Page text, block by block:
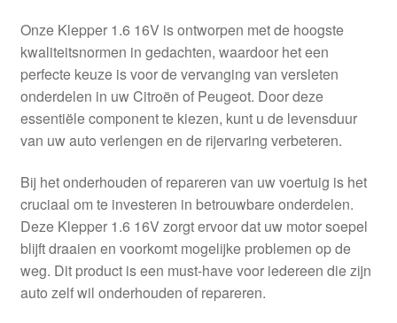
Levering
Mijn account
Over ons
Wereldwijde verzending
Winkelwagen
Onze Klepper 1.6 16V is ontworpen met de hoogste
kwaliteitsnormen in gedachten, waardoor het een
perfecte keuze is voor de vervanging van versleten
onderdelen in uw Citroën of Peugeot. Door deze
essentiële component te kiezen, kunt u de levensduur
van uw auto verlengen en de rijervaring verbeteren.
Bij het onderhouden of repareren van uw voertuig is het
cruciaal om te investeren in betrouwbare onderdelen.
Deze Klepper 1.6 16V zorgt ervoor dat uw motor soepel
blijft draaien en voorkomt mogelijke problemen op de
weg. Dit product is een must-have voor iedereen die zijn
auto zelf wil onderhouden of repareren.